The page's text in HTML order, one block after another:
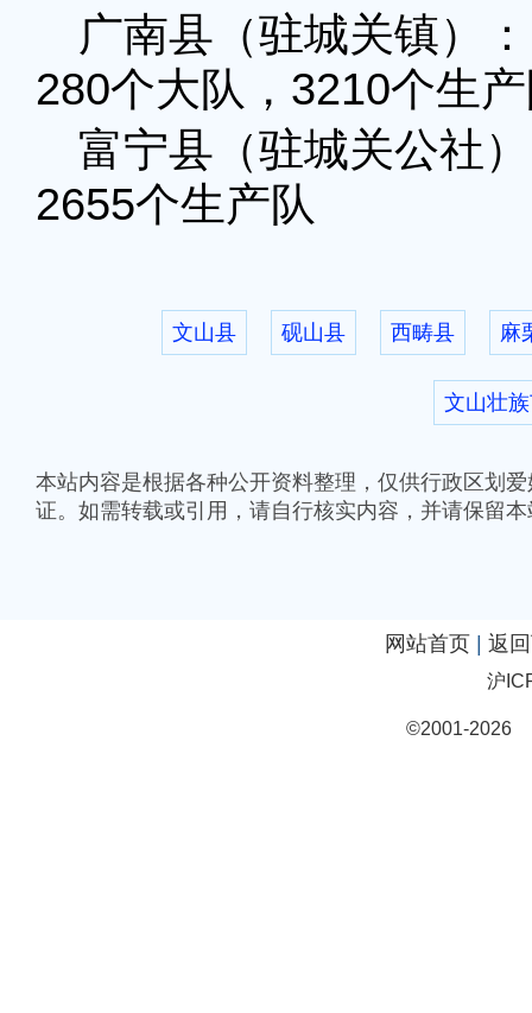
广南县（驻城关镇）
280个大队，3210个生
富宁县（驻城关公社
2655个生产队
文山县 砚山县 西畴县 麻
文山壮
本站内容是根据各种公开资料整理，仅供行政区划
证。如需转载或引用，请自行核实内容，并请保留
网站首页 返
沪
©2001-2026